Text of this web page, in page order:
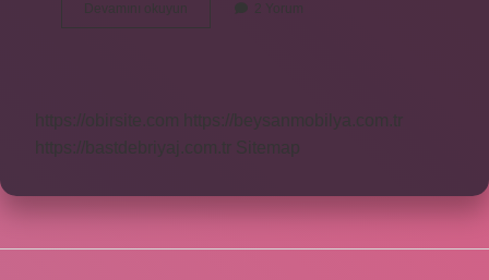
Devamını okuyun
Uteri
2 Yorum
https://obirsite.com
https://beysanmobilya.com.tr
https://bastdebriyaj.com.tr Sitemap